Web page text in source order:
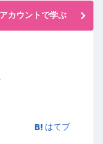
カウントで学ぶ
はてブ